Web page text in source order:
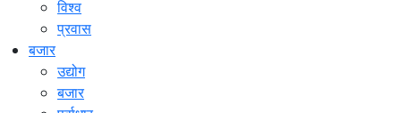
विश्व
प्रवास
बजार
उद्योग
बजार